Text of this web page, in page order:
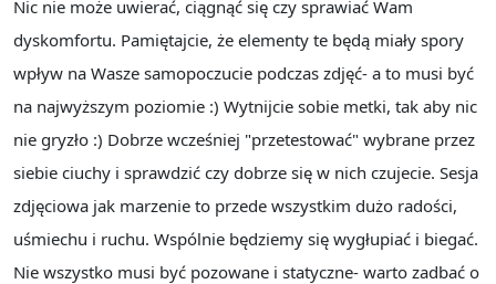
Nic nie może uwierać, ciągnąć się czy sprawiać Wam
dyskomfortu. Pamiętajcie, że elementy te będą miały spory
wpływ na Wasze samopoczucie podczas zdjęć- a to musi być
na najwyższym poziomie :) Wytnijcie sobie metki, tak aby nic
nie gryzło :) Dobrze wcześniej "przetestować" wybrane przez
siebie ciuchy i sprawdzić czy dobrze się w nich czujecie. Sesja
zdjęciowa jak marzenie to przede wszystkim dużo radości,
uśmiechu i ruchu. Wspólnie będziemy się wygłupiać i biegać.
Nie wszystko musi być pozowane i statyczne- warto zadbać o